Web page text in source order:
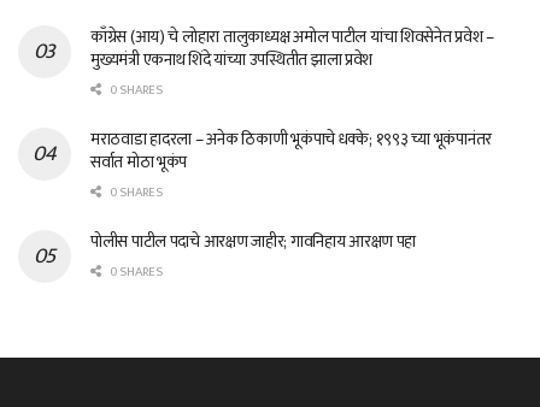
काँग्रेस (आय) चे लोहारा तालुकाध्यक्ष अमोल पाटील यांचा शिवसेनेत प्रवेश –
मुख्यमंत्री एकनाथ शिंदे यांच्या उपस्थितीत झाला प्रवेश
0 SHARES
मराठवाडा हादरला – अनेक ठिकाणी भूकंपाचे धक्के; १९९३ च्या भूकंपानंतर
सर्वात मोठा भूकंप
0 SHARES
पोलीस पाटील पदाचे आरक्षण जाहीर; गावनिहाय आरक्षण पहा
0 SHARES